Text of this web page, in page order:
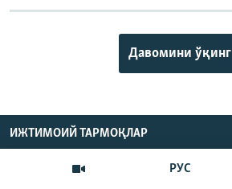
РУС
Давомини ўқинг
ИЖТИМОИЙ ТАРМОҚЛАР